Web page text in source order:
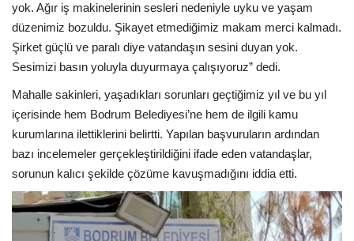
yok. Ağır iş makinelerinin sesleri nedeniyle uyku ve yaşam
düzenimiz bozuldu. Şikayet etmediğimiz makam merci kalmadı.
Şirket güçlü ve paralı diye vatandaşın sesini duyan yok.
Sesimizi basın yoluyla duyurmaya çalışıyoruz” dedi.
Mahalle sakinleri, yaşadıkları sorunları geçtiğimiz yıl ve bu yıl
içerisinde hem Bodrum Belediyesi’ne hem de ilgili kamu
kurumlarına ilettiklerini belirtti. Yapılan başvuruların ardından
bazı incelemeler gerçekleştirildiğini ifade eden vatandaşlar,
sorunun kalıcı şekilde çözüme kavuşmadığını iddia etti.